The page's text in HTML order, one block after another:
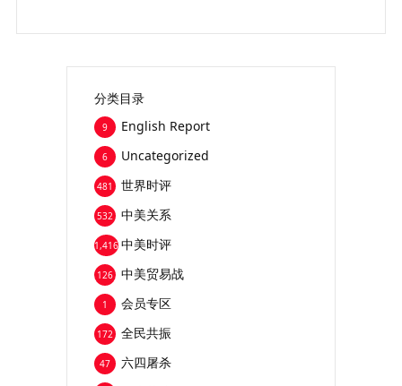
分类目录
English Report
9
Uncategorized
6
世界时评
481
中美关系
532
中美时评
1,416
中美贸易战
126
会员专区
1
全民共振
172
六四屠杀
47